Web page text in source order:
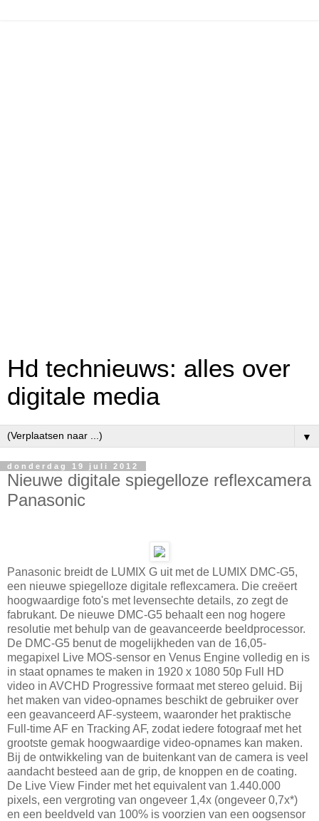
Hd technieuws: alles over
digitale media
▼
donderdag 19 juli 2012
Nieuwe digitale spiegelloze reflexcamera
Panasonic
Panasonic breidt de LUMIX G uit met de LUMIX DMC-G5,
een nieuwe spiegelloze digitale reflexcamera. Die creëert
hoogwaardige foto's met levensechte details, zo zegt de
fabrukant. De nieuwe DMC-G5 behaalt een nog hogere
resolutie met behulp van de geavanceerde beeldprocessor.
De DMC-G5 benut de mogelijkheden van de 16,05-
megapixel Live MOS-sensor en Venus Engine volledig en is
in staat opnames te maken in 1920 x 1080 50p Full HD
video in AVCHD Progressive formaat met stereo geluid. Bij
het maken van video-opnames beschikt de gebruiker over
een geavanceerd AF-systeem, waaronder het praktische
Full-time AF en Tracking AF, zodat iedere fotograaf met het
grootste gemak hoogwaardige video-opnames kan maken.
Bij de ontwikkeling van de buitenkant van de camera is veel
aandacht besteed aan de grip, de knoppen en de coating.
De Live View Finder met het equivalent van 1.440.000
pixels, een vergroting van ongeveer 1,4x (ongeveer 0,7x*)
en een beeldveld van 100% is voorzien van een oogsensor